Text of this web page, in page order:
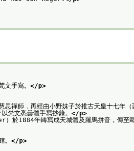
文手寫。 </p>
思禪師，再經由小野妹子於推古天皇十七年
梵文悉曇體手寫抄錄。 </p>
於1884年轉寫成天城體及羅馬拼音，傳至
。 </p>